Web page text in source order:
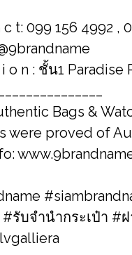
c t: 099 156 4992 ,
i o n : ชั้น1
Bags &
were proved of
รับจำนำกระเป๋า #